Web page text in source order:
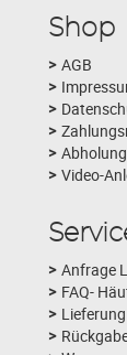
Shop
AGB
Video-
Anfrage
FAQ-